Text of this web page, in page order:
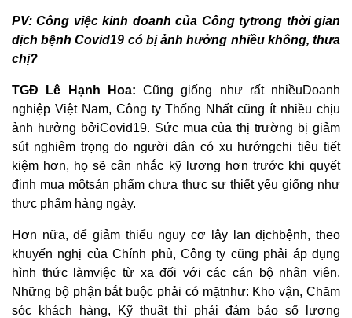
MÁY
LỌC
NƯỚC
RO
KANGAROO
MÁY
LỌC
NƯỚC
HYDROGEN
KANGAROO
MÁY
LỌC
NƯỚC
NÓNG
KANGAROO
CÂY
NƯỚC
NÓNG
LẠNH
KANGAROO
PV: Công việc kinh doanh của Công tytrong thời gian
dịch bệnh Covid19 có bị ảnh hưởng nhiều không, thưa
chị?
TGĐ Lê Hạnh Hoa: Cũng giống như rất nhiềuDoanh
nghiệp Việt Nam, Công ty Thống Nhất cũng ít nhiều chịu
ảnh hưởng bởiCovid19. Sức mua của thị trường bị giảm
sút nghiêm trọng do người dân có xu hướngchi tiêu tiết
kiệm hơn, họ sẽ cân nhắc kỹ lương hơn trước khi quyết
định mua mộtsản phẩm chưa thực sự thiết yếu giống như
thực phẩm hàng ngày.
Hơn nữa, để giảm thiểu nguy cơ lây lan dịchbệnh, theo
khuyến nghị của Chính phủ, Công ty cũng phải áp dụng
hình thức làmviệc từ xa đối với các cán bộ nhân viên.
Những bộ phận bắt buộc phải có mặtnhư: Kho vận, Chăm
sóc khách hàng, Kỹ thuật thì phải đảm bảo số lượng